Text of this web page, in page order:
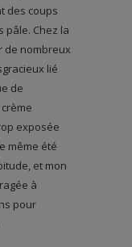
des coups
pâle. Chez la
de nombreux
lié
de
exposée
même été
et mon
à
pour